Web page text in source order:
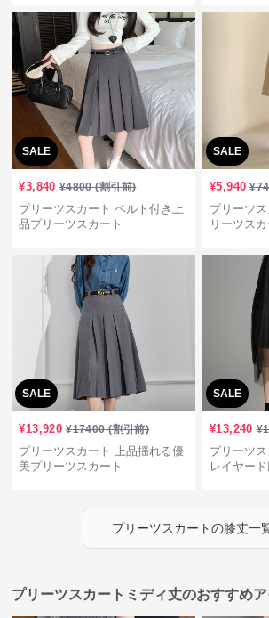
SALE
¥3,840 ¥4800(割引前)
プリーツスカート ベルト付き上
品プリーツスカート
SALE
¥5,940 ¥
プリーツ
リーツスカ
SALE
¥13,920 ¥17400(割引前)
プリーツスカート 上品揺れる優
美プリーツスカート
SALE
¥13,240 ¥
プリーツ
レイヤー
プリーツスカートの膝丈一
プリーツスカートミディ丈のおすすめ